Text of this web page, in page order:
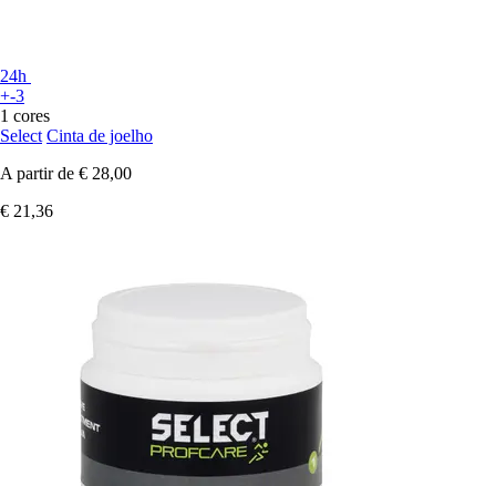
24h
+-3
1 cores
Select Cinta de joelho
A partir de € 28,00
€ 21,36